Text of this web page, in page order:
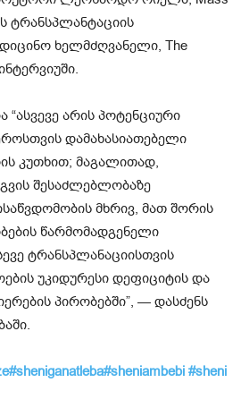
ტრანსპლანტაციის
ხელმძღვანელი, The
“ასვევე არის პოტენციური
დამახასიათებელი
კუთხით; მაგალითად,
შესაძლებლობაზე
მხრივ, მათ შორის
წარმომადგენელი
ტრანსპლანაციისთვის
უკიდურესი დეფიციტის და
პირობებში”, — დასძენს
#sheniganatleba#sheniambebi #sheni